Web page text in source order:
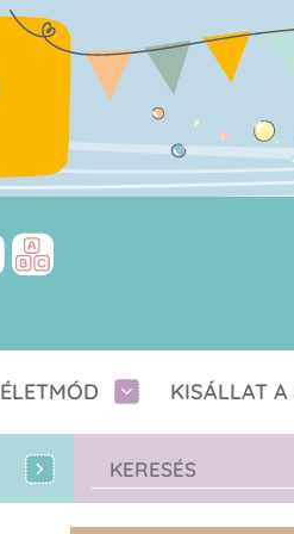
ÉLETMÓD KISÁLLAT